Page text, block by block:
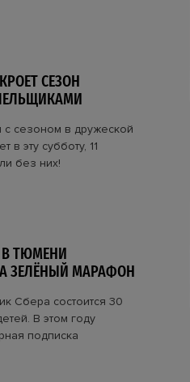
СЕЗОН
с сезоном в дружеской
эту субботу, 11
без них!
В ТЮМЕНИ
ЗЕЛЁНЫЙ МАРАФОН
Сбера состоится 30
В этом году
подписка